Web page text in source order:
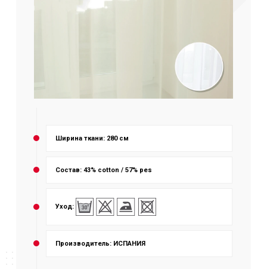
Ширина ткани: 280 см
Состав: 43% cotton / 57% pes
Уход:
Производитель: ИСПАНИЯ